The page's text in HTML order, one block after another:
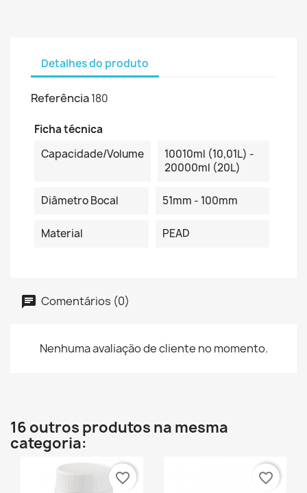
Detalhes do produto
Referência180
Ficha técnica
Capacidade/Volume
10010ml (10,01L) -
20000ml (20L)
Diâmetro Bocal 51mm - 100mm
Material PEAD
Comentários (0)
Nenhuma avaliação de cliente no momento.
16 outros produtos na mesma
categoria:
favorite_border favorite_border